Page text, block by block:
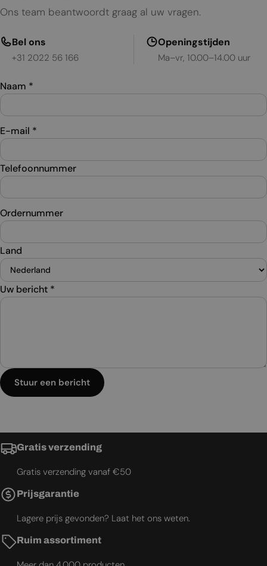
Ons team beantwoordt graag al uw vragen.
Bel ons
+31 2022 56 166
Openingstijden
Ma–vr, 10.00–14.00 uur
Naam *
E-mail *
Telefoonnummer
Ordernummer
Land
Uw bericht *
Stuur een bericht
Gratis verzending
Gratis verzending vanaf €50
Prijsgarantie
Lagere prijs gevonden? Laat het ons weten.
Ruim assortiment